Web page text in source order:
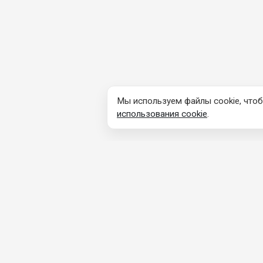
Мы используем файлы cookie,
использования cookie.